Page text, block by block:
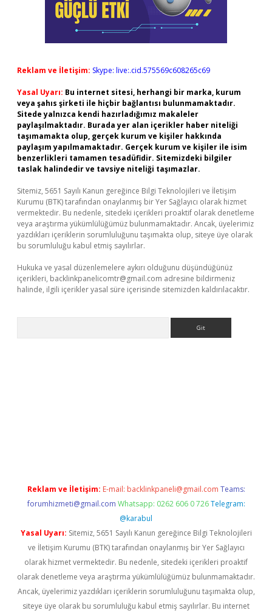
Reklam ve İletişim: Skype: live:.cid.575569c608265c69
Yasal Uyarı: Bu internet sitesi, herhangi bir marka, kurum
veya şahıs şirketi ile hiçbir bağlantısı bulunmamaktadır.
Sitede yalnızca kendi hazırladığımız makaleler
paylaşılmaktadır. Burada yer alan içerikler haber niteliği
taşımamakta olup, gerçek kurum ve kişiler hakkında
paylaşım yapılmamaktadır. Gerçek kurum ve kişiler ile isim
benzerlikleri tamamen tesadüfidir. Sitemizdeki bilgiler
taslak halindedir ve tavsiye niteliği taşımazlar.
Sitemiz, 5651 Sayılı Kanun gereğince Bilgi Teknolojileri ve İletişim
Kurumu (BTK) tarafından onaylanmış bir Yer Sağlayıcı olarak hizmet
vermektedir. Bu nedenle, sitedeki içerikleri proaktif olarak denetleme
veya araştırma yükümlülüğümüz bulunmamaktadır. Ancak, üyelerimiz
yazdıkları içeriklerin sorumluluğunu taşımakta olup, siteye üye olarak
bu sorumluluğu kabul etmiş sayılırlar.
Hukuka ve yasal düzenlemelere aykırı olduğunu düşündüğünüz
içerikleri, backlinkpanelicomtr@gmail.com adresine bildirmeniz
halinde, ilgili içerikler yasal süre içerisinde sitemizden kaldırılacaktır.
Reklam ve İletişim: E-mail: backlinkpaneli@gmail.com Teams:
forumhizmeti@gmail.com Whatsapp: 0262 606 0 726 Telegram:
@karabul
Yasal Uyarı: Sitemiz, 5651 Sayılı Kanun gereğince Bilgi Teknolojileri
ve İletişim Kurumu (BTK) tarafından onaylanmış bir Yer Sağlayıcı
olarak hizmet vermektedir. Bu nedenle, sitedeki içerikleri proaktif
olarak denetleme veya araştırma yükümlülüğümüz bulunmamaktadır.
Ancak, üyelerimiz yazdıkları içeriklerin sorumluluğunu taşımakta olup,
siteye üye olarak bu sorumluluğu kabul etmiş sayılırlar. Bu internet